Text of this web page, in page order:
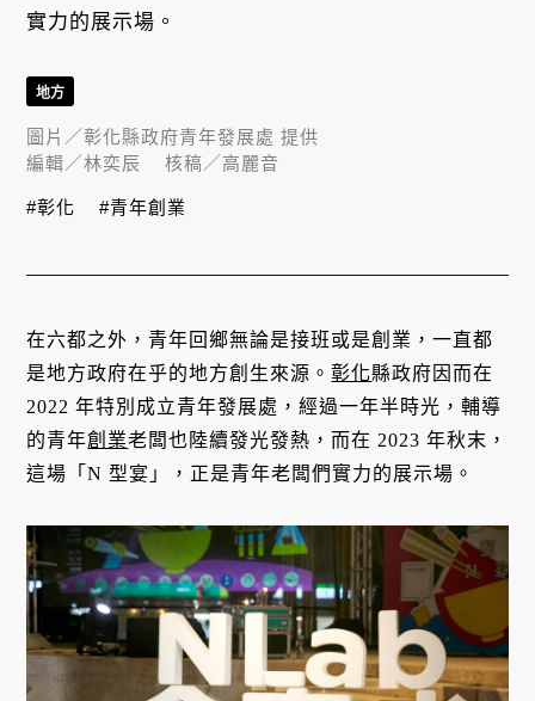
實力的展示場。
在六都之外，青年回鄉無論是接班或是創業，一直都
是地方政府在乎的地方創生來源。彰化縣政府因而在
2022 年特別成立青年發展處，經過一年半時光，輔導
的青年創業老闆也陸續發光發熱，而在 2023 年秋末，
這場「N 型宴」，正是青年老闆們實力的展示場。
地方
圖片／彰化縣政府青年發展處 提供
編輯／林奕辰 核稿／高麗音
#彰化 #青年創業